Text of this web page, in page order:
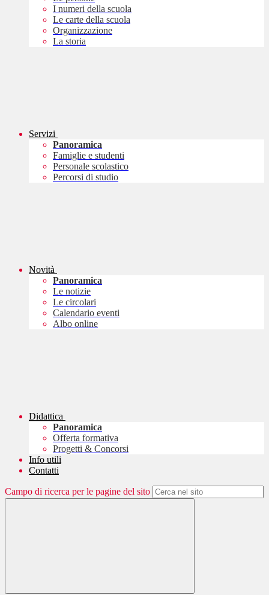
I numeri della scuola
Le carte della scuola
Organizzazione
La storia
Servizi
Panoramica
Famiglie e studenti
Personale scolastico
Percorsi di studio
Novità
Panoramica
Le notizie
Le circolari
Calendario eventi
Albo online
Didattica
Panoramica
Offerta formativa
Progetti & Concorsi
Info utili
Contatti
Campo di ricerca per le pagine del sito